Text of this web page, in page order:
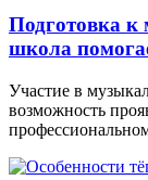
Подготовка
школа
Участие в
возможность